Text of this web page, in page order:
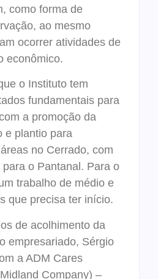
como forma de
ao mesmo
ocorrer atividades de
econômico.
o Instituto tem
fundamentais para
a promoção da
e plantio para
no Cerrado, com
o Pantanal. Para o
trabalho de médio e
que precisa ter início.
de acolhimento da
empresariado, Sérgio
a ADM Cares
Company) –